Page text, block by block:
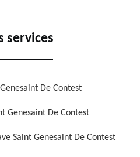
services
De Contest
Genesaint De Contest
Saint Genesaint De Contest